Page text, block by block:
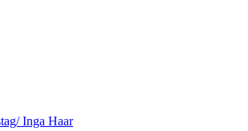
Inga Haar